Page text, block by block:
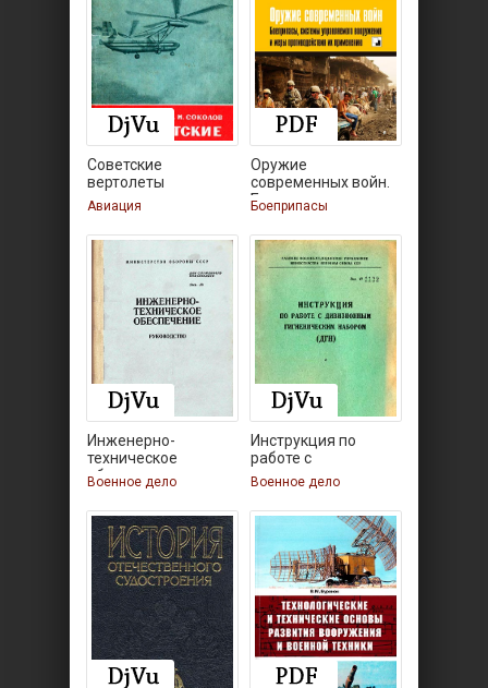
Советские
вертолеты
Авиация
Оружие
современных войн.
Боеприпасы,
Боеприпасы
Инженерно-
техническое
обеспечение.
Военное дело
Инструкция по
работе с
дивизионным
Военное дело